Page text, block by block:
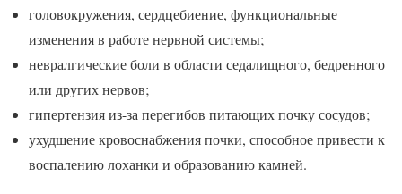
головокружения, сердцебиение, функциональные
изменения в работе нервной системы;
невралгические боли в области седалищного, бедренного
или других нервов;
гипертензия из-за перегибов питающих почку сосудов;
ухудшение кровоснабжения почки, способное привести к
воспалению лоханки и образованию камней.